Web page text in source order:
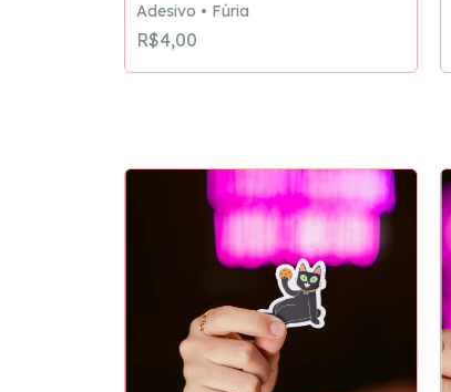
Adesivo • Fúria
R$4,00